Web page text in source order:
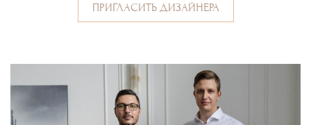
ПРИГЛАСИТЬ ДИЗАЙНЕРА